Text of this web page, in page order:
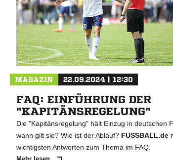
MAGAZIN 22.09.2024 | 12:30
FAQ: EINFÜHRUNG DER
"KAPITÄNSREGELUNG"
Die "Kapitänsregelung" hält Einzug in deutschen
wann gilt sie? Wie ist der Ablauf? FUSSBALL.de
wichtigsten Antworten zum Thema im FAQ.